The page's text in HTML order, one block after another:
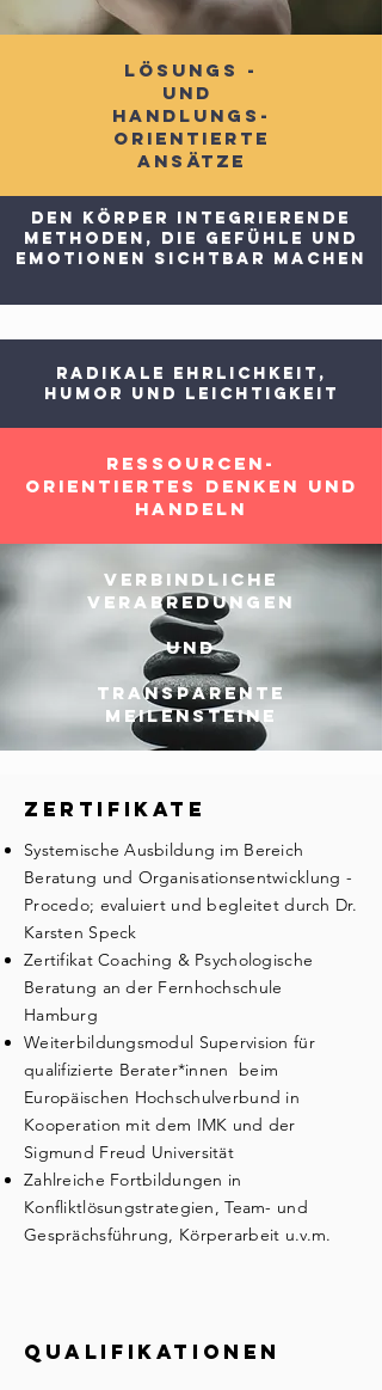
LÖSUNGS -
UND
HANDLUNGS-
ORIENTIERTE
ANSÄTZE
Den KÖRPER INTEGRIERENDE
METHODEN, DIE GEFÜHLE UND
EMOTIONEN SICHTBAR MACHEN
RADIKALE EHRLICHKEIT,
HUMOR UND LEICHTIGKEIT
RESSOURCEN-
ORIENTIERTES DENKEN UND
HANDELN
VERBINDLICHE
VERABREDUNGEN
UND
TRANSPARENTE
Meilensteine
Zertifikate
Systemische Ausbildung im Bereich
Beratung und Organisationsentwicklung -
Procedo; evaluiert und begleitet durch Dr.
Karsten Speck
Zertifikat Coaching & Psychologische
Beratung an der Fernhochschule
Hamburg
Weiterbildungsmodul Supervision für
qualifizierte Berater*innen beim
Europäischen Hochschulverbund in
Kooperation mit dem IMK und der
Sigmund Freud Universität
Zahlreiche Fortbildungen in
Konfliktlösungstrategien, Team- und
Gesprächsführung, Körperarbeit u.v.m.
Qualifikationen